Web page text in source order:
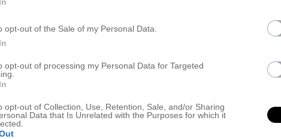
opt-out of the Sale of my Personal Data.
opt-out of processing my Personal Data for Targeted
opt-out of Collection, Use, Retention, Sale, and/or Sharing
Data that Is Unrelated with the Purposes for which it
och lyssnade till sorlet från alla andra människor. Alltså
covid-symptom har släppt så jag känner doft och smak
Sedan var vi på en husvisning och efteråt åt vi lunch innan
slappat hemma. Bakade knäckig äppelpaj och såg på filmen